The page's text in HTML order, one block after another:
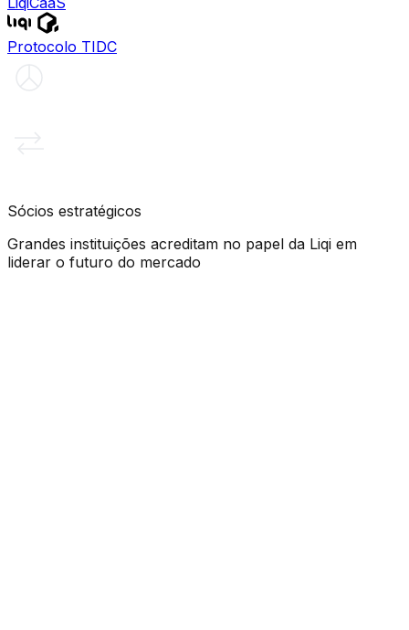
LiqiCaaS
Sócios estratégicos
Grandes instituições acreditam no papel da Liqi em
liderar o futuro do mercado